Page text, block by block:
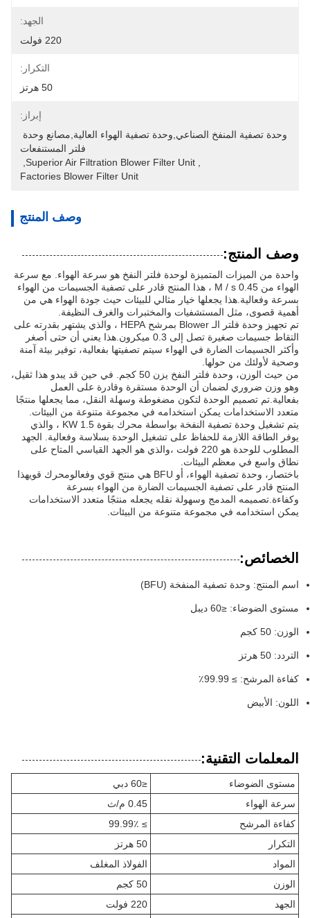
الجهد:
220 فولت
التكرار:
50 هرتز
إبراز:
فلتر المستنفعات
Superior Air Filtration Blower Filter Unit
Factories Blower Filter Unit
وصف المنتج
وصف المنتج:
واحدة من الميزات المتميزة لوحدة فلتر النفخ هو سرعة الهواء. مع سرعة
الهواء من 0.45 M / s ، هذا المنتج قادر على تصفية الجسيمات من الهواء
بسرعة وفعالية.هذا يجعلها خيار مثالي للبيئات حيث جودة الهواء هي من
أهمية قصوى، مثل المستشفيات والمختبرات والغرف النظيفة.
تم تجهيز وحدة فلتر الـ Blower بمرشح HEPA ، والذي يشتهر بقدرته على
التقاط جسيمات صغيرة تصل إلى 0.3 ميكرون.هذا يعني أن حتى أصغر
وأكثر الجسيمات الضارة في الهواء سيتم تصفيتها بفعالية، توفير بيئة آمنة
وصحية لأولئك من حولها.
من حيث الوزن، وحدة فلتر النفخ يزن 50 كجم. في حين قد يبدو هذا ثقيل،
وهو وزن ضروري لضمان أن الوحدة مستقرة وقادرة على العمل
بفعالية.تم تصميم الوحدة لتكون مضغوطة وسهلة النقل، مما يجعلها منتجًا
متعدد الاستخدامات يمكن استخدامه في مجموعة متنوعة من البيئات.
يتم تشغيل وحدة تصفية النفخة بواسطة محرك بقوة 1.5 KW ، والذي
يوفر الطاقة اللازمة للحفاظ على تشغيل الوحدة بسلاسة وفعالية. الجهد
المطلوب للوحدة هو 220 فولت ،والذي هو الجهد القياسي المتاح على
نطاق واسع في معظم البيئات.
باختصار، وحدة تصفية الهواء، أو BFU هي منتج قوي وفعالومحرك قويهذا
المنتج قادر على تصفية الجسيمات الضارة من الهواء بسرعة
وكفاءة.تصميمه المدمج وسهولة نقله يجعله منتجًا متعدد الاستخدامات
يمكن استخدامه في مجموعة متنوعة من البيئات.
الخصائص:
اسم المنتج: وحدة تصفية المنفخة (BFU)
مستوى الضوضاء: ≤60 ديبل
الوزن: 50 كجم
التردد: 50 هرتز
كفاءة المرشح: ≥ 99.99٪
اللون: الأبيض
المعلمات التقنية:
مستوى الضوضاء
≤60 دبي
سرعة الهواء
0.45 م/ث
كفاءة المرشح
≥ 99.99٪
التكرار
50 هرتز
المواد
الفولاذ المغلف
الوزن
50 كجم
الجهد
220 فولت